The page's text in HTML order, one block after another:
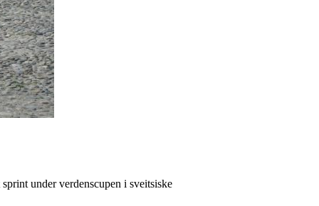
under verdenscupen i sveitsiske